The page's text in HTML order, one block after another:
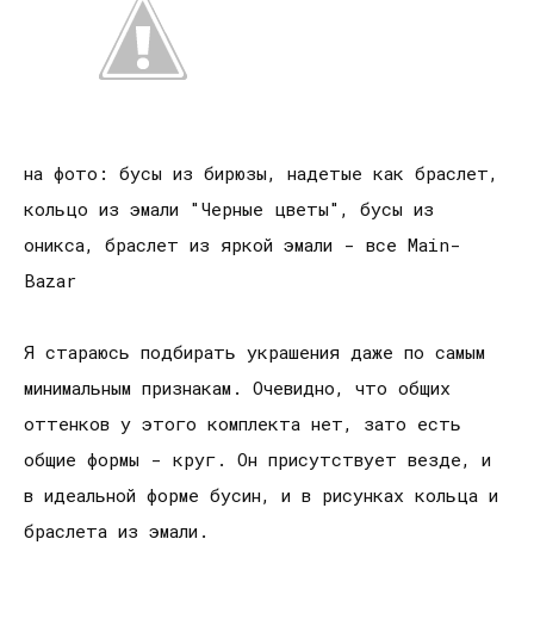
на фото: бусы из бирюзы, надетые как браслет,
кольцо из эмали "Черные цветы", бусы из
оникса, браслет из яркой эмали - все Main-
Bazar
Я стараюсь подбирать украшения даже по самым
минимальным признакам. Очевидно, что общих
оттенков у этого комплекта нет, зато есть
общие формы - круг. Он присутствует везде, и
в идеальной форме бусин, и в рисунках кольца и
браслета из эмали.